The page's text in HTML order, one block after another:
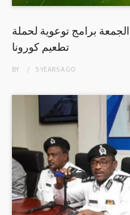
الجمعة برامج توعوية لحملة
تطعيم كورونا
BY 5 YEARSAGO